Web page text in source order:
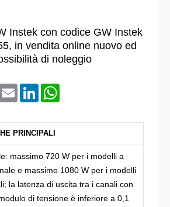
Instek con codice GW Instek
in vendita online nuovo ed
di noleggio
Email LinkedIn
PRINCIPALI
massimo 720 W per i modelli a
e massimo 1080 W per i modelli
la latenza di uscita tra i canali con
di tensione è inferiore a 0,1